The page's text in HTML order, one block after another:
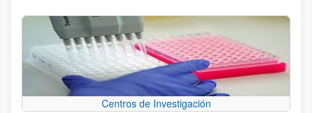
Centros de Investigación